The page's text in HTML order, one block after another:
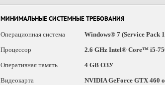
МИНИМАЛЬНЫЕ СИСТЕМНЫЕ ТРЕБОВАНИЯ
Операционная система
Windows® 7 (Service Pack
Процессор 2.6 GHz Intel® Core™ i5-
Оперативная память 4 GB ОЗУ
Видеокарта NVIDIA GeForce GTX 460